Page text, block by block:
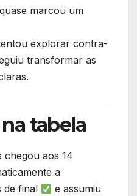
marcou um
explorar contra-
transformar as
tabela
chegou aos 14
a
de final
e assumiu